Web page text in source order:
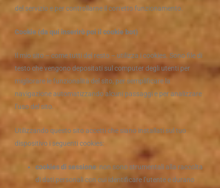
del servizio e per controllarne il corretto funzionamento.
Cookie (da qui inserirò poi il cookie bot)
Il mio sito – come tutti del resto – utilizza i cookies. Sono file di
testo che vengono depositati sul computer degli utenti per
migliorare le funzionalità del sito, per semplificare la
navigazione automatizzando alcuni passaggi e per analizzare
l’uso del sito.
Utilizzando questo sito accetti che siano installati sul tuo
dispositivo i seguenti cookies:
cookies di sessione: non sono strumentali alla raccolta
di dati personali con cui identificare l’utente e durano